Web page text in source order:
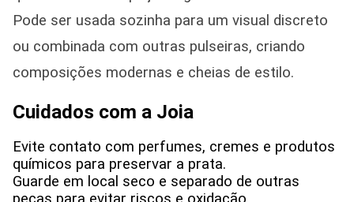
Pode ser usada sozinha para um visual discreto
ou combinada com outras pulseiras, criando
composições modernas e cheias de estilo.
Cuidados com a Joia
Evite contato com perfumes, cremes e produtos
químicos para preservar a prata.
Guarde em local seco e separado de outras